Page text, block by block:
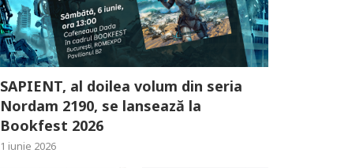
SAPIENT, al doilea volum din seria
Nordam 2190, se lansează la
Bookfest 2026
1 iunie 2026